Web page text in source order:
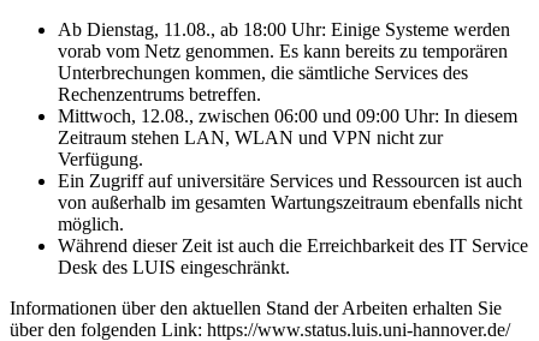
Ab Dienstag, 11.08., ab 18:00 Uhr: Einige Systeme werden
vorab vom Netz genommen. Es kann bereits zu temporären
Unterbrechungen kommen, die sämtliche Services des
Rechenzentrums betreffen.
Mittwoch, 12.08., zwischen 06:00 und 09:00 Uhr: In diesem
Zeitraum stehen LAN, WLAN und VPN nicht zur
Verfügung.
Ein Zugriff auf universitäre Services und Ressourcen ist auch
von außerhalb im gesamten Wartungszeitraum ebenfalls nicht
möglich.
Während dieser Zeit ist auch die Erreichbarkeit des IT Service
Desk des LUIS eingeschränkt.
Informationen über den aktuellen Stand der Arbeiten erhalten Sie
über den folgenden Link: https://www.status.luis.uni-hannover.de/